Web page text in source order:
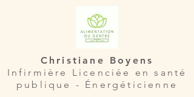
Christiane Boyens
Infirmière Licenciée en santé
publique - Énergéticienne